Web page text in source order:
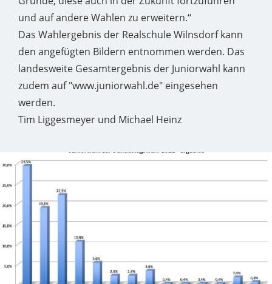
und auf andere Wahlen zu erweitern.“
Das Wahlergebnis der Realschule Wilnsdorf kann
den angefügten Bildern entnommen werden. Das
landesweite Gesamtergebnis der Juniorwahl kann
zudem auf "www.juniorwahl.de" eingesehen
werden.
Tim Liggesmeyer und Michael Heinz